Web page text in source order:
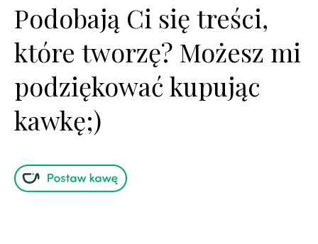
Podobają Ci się treści,
które tworzę? Możesz mi
podziękować kupując
kawkę;)